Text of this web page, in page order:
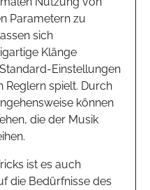
Parametern zu
sich
Klänge
Einstellungen
spielt. Durch
können
die der Musik
ist es auch
die Bedürfnisse des